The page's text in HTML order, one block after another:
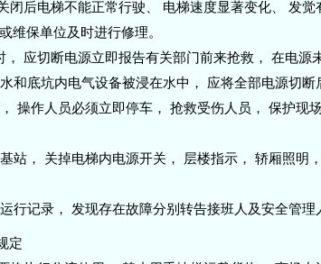
闭后电梯不能正常行驶、 电梯速度显著变化、 发
维保单位及时进行修理。
应切断电源立即报告有关部门前来抢救， 在电源
和底坑内电气设备被浸在水中， 应将全部电源切断
操作人员必须立即停车， 抢救受伤人员， 保护
站， 关掉电梯内电源开关， 层楼指示， 轿厢照
行记录， 发现存在故障分别转告接班人及安全管理
定